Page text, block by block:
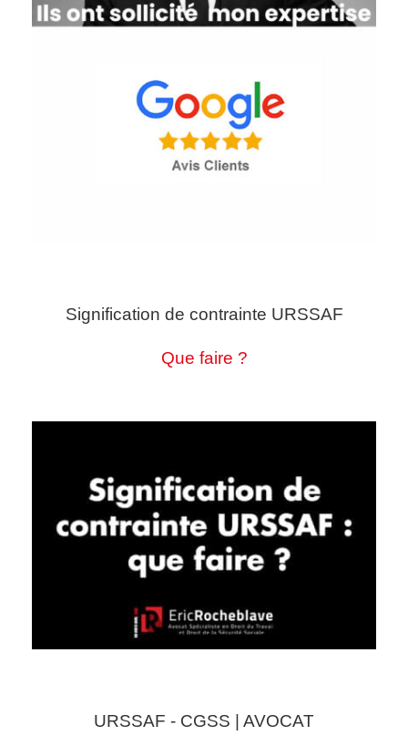
Signification de contrainte URSSAF
Que faire ?
URSSAF - CGSS | AVOCAT